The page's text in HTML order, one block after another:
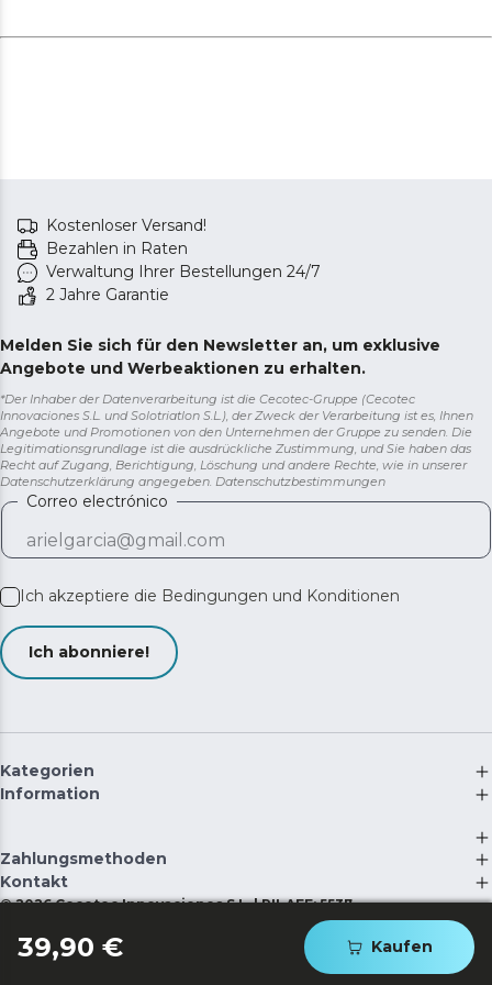
39,90 € Kaufen
Kostenloser Versand!
Bezahlen in Raten
Verwaltung Ihrer Bestellungen 24/7
2 Jahre Garantie
Melden Sie sich für den Newsletter an, um exklusive
Angebote und Werbeaktionen zu erhalten.
*Der Inhaber der Datenverarbeitung ist die Cecotec-Gruppe (Cecotec
Innovaciones S.L. und Solotriatlon S.L.), der Zweck der Verarbeitung ist es, Ihnen
Angebote und Promotionen von den Unternehmen der Gruppe zu senden. Die
Legitimationsgrundlage ist die ausdrückliche Zustimmung, und Sie haben das
Recht auf Zugang, Berichtigung, Löschung und andere Rechte, wie in unserer
Datenschutzerklärung angegeben. Datenschutzbestimmungen
Correo electrónico
Ich akzeptiere die Bedingungen und Konditionen
Ich abonniere!
Kategorien
Information
Zahlungsmethoden
Kontakt
©2026 Cecotec Innovaciones S.L. | RII-AEE: 5537